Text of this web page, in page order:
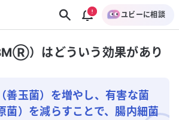
ユビーに相談
）はどういう効果があり
善玉菌）を増やし、有害な菌
菌）を減らすことで、腸内細菌